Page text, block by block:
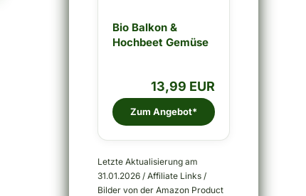
Bio Balkon &
Hochbeet Gemüse
13,99 EUR
Zum Angebot*
Letzte Aktualisierung am
31.01.2026 / Affiliate Links /
Bilder von der Amazon Product